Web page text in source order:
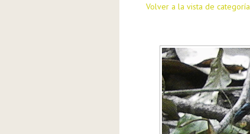
Volver a la vista de categoría